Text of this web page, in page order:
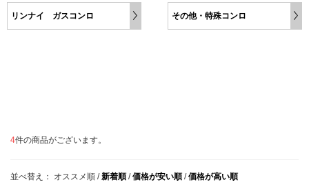
リンナイ ガスコンロ その他・特殊コンロ
4件の商品がございます。
並べ替え： オススメ順 /新着順 /価格が安い順 /価格が高い順